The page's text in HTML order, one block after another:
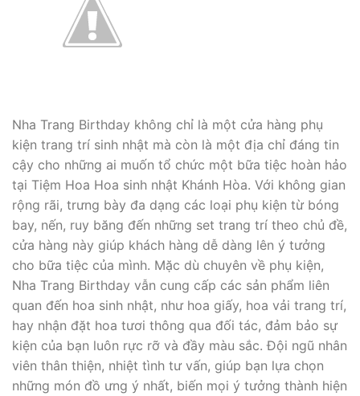
Nha Trang Birthday không chỉ là một cửa hàng phụ
kiện trang trí sinh nhật mà còn là một địa chỉ đáng tin
cậy cho những ai muốn tổ chức một bữa tiệc hoàn hảo
tại Tiệm Hoa Hoa sinh nhật Khánh Hòa. Với không gian
rộng rãi, trưng bày đa dạng các loại phụ kiện từ bóng
bay, nến, ruy băng đến những set trang trí theo chủ đề,
cửa hàng này giúp khách hàng dễ dàng lên ý tưởng
cho bữa tiệc của mình. Mặc dù chuyên về phụ kiện,
Nha Trang Birthday vẫn cung cấp các sản phẩm liên
quan đến hoa sinh nhật, như hoa giấy, hoa vải trang trí,
hay nhận đặt hoa tươi thông qua đối tác, đảm bảo sự
kiện của bạn luôn rực rỡ và đầy màu sắc. Đội ngũ nhân
viên thân thiện, nhiệt tình tư vấn, giúp bạn lựa chọn
những món đồ ưng ý nhất, biến mọi ý tưởng thành hiện